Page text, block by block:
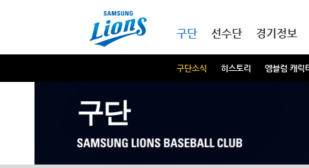
구단
구단소식 히스토리 엠블럼 캐릭
선수단 경기정보
구단